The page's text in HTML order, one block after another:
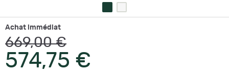
Achat immédiat
669,00 €
574,75 €